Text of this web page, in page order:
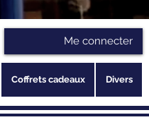
Me connecter
Coffrets cadeaux Divers